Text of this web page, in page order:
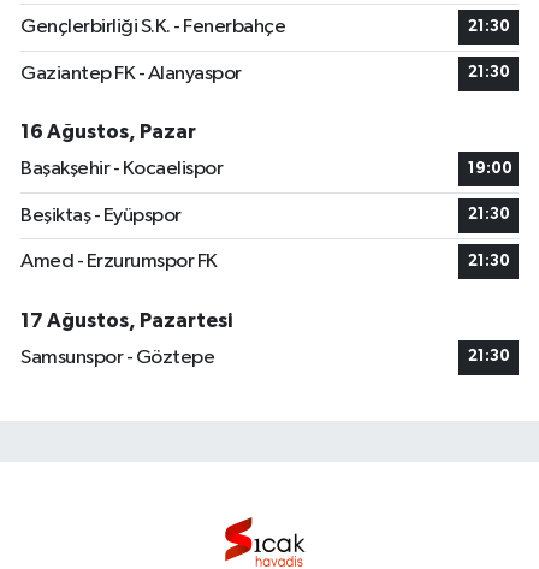
Gençlerbirliği S.K. - Fenerbahçe 21:30
Gaziantep FK - Alanyaspor 21:30
16 Ağustos, Pazar
Başakşehir - Kocaelispor
19:00
Beşiktaş - Eyüpspor 21:30
Amed - Erzurumspor FK 21:30
17 Ağustos, Pazartesi
Samsunspor - Göztepe
21:30